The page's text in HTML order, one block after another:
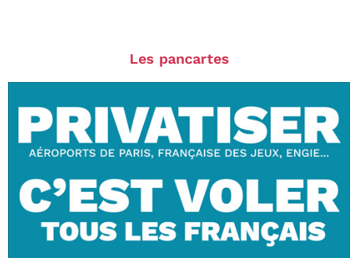
Les pancartes